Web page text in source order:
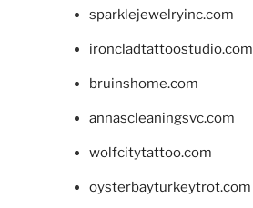
sparklejewelryinc.com
ironcladtattoostudio.com
bruinshome.com
annascleaningsvc.com
wolfcitytattoo.com
oysterbayturkeytrot.com